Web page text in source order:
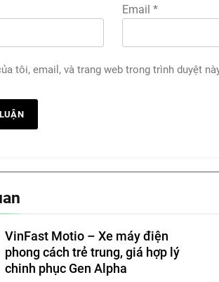
Email *
tôi, email, và trang web trong trình duyệt
VinFast Motio – Xe máy điện
phong cách trẻ trung, giá hợp lý
chinh phục Gen Alpha